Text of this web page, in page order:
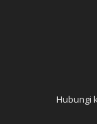
Hubungi